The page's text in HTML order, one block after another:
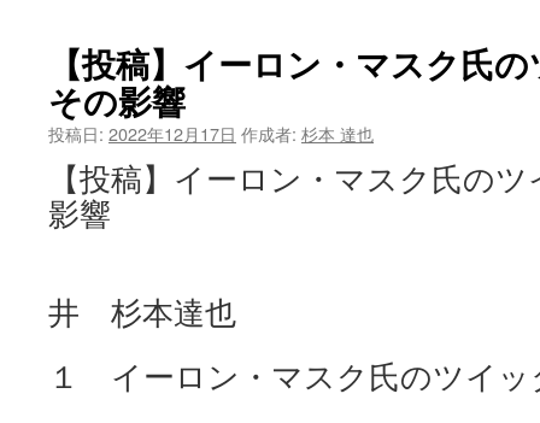
【投稿】イーロン・マスク氏
その影響
投稿日: 2022年12月17日 作成者: 杉本 達也
【投稿】イーロン・マスク氏の
影響
井 杉本達也
１ イーロン・マスク氏のツイッ